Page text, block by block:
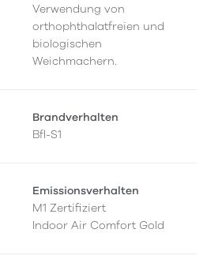
Verwendung von
orthophthalatfreien und
biologischen
Weichmachern.
Brandverhalten
Bfl-S1
Emissionsverhalten
M1 Zertifiziert
Indoor Air Comfort Gold